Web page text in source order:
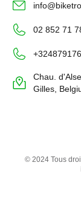
02 852 71
Chau.
Gilles,
© 2024 Tous